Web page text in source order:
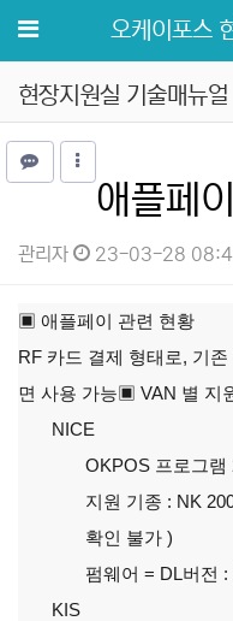
메뉴 오케이포스
현장지원실 기술매뉴얼
애플페
관리자 23-03-28
본문
▣ 애플페이 관련 현황
RF 카드 결제 형태로, 기
면 사용 가능▣ VAN 별 지
NICE
OKPOS 프로그램
지원 기종 : NK
확인 불가 )
펌웨어 = DL버전 :
KIS